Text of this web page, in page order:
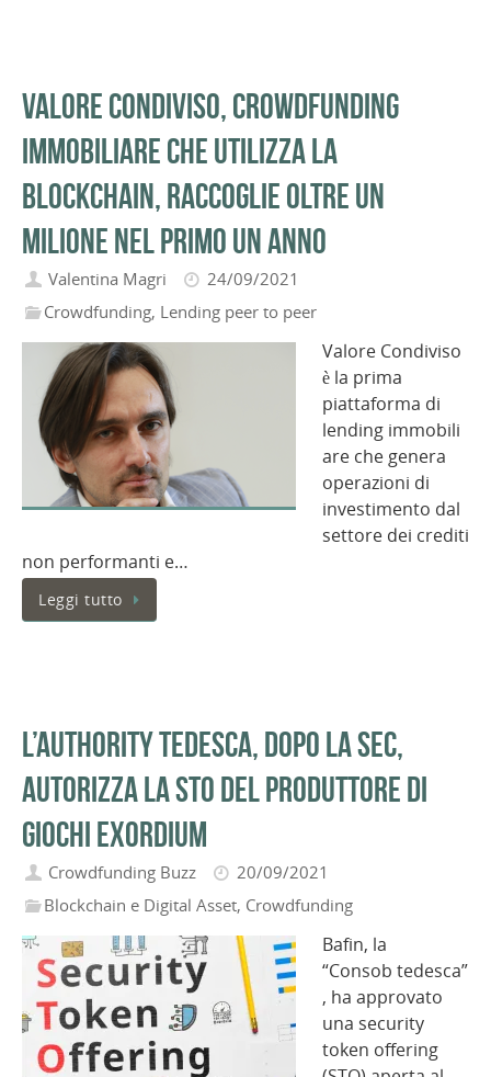
Valore Condiviso, crowdfunding
immobiliare che utilizza la
blockchain, raccoglie oltre un
milione nel primo un anno
Valentina Magri
24/09/2021
Crowdfunding, Lending peer to peer
Valore Condiviso
è la prima
piattaforma di
lending immobili
are che genera
operazioni di
investimento dal
settore dei crediti
non performanti e…
Leggi tutto
L’authority tedesca, dopo la SEC,
autorizza la STO del produttore di
giochi Exordium
Crowdfunding Buzz
20/09/2021
Blockchain e Digital Asset, Crowdfunding
Bafin, la
“Consob tedesca”
, ha approvato
una security
token offering